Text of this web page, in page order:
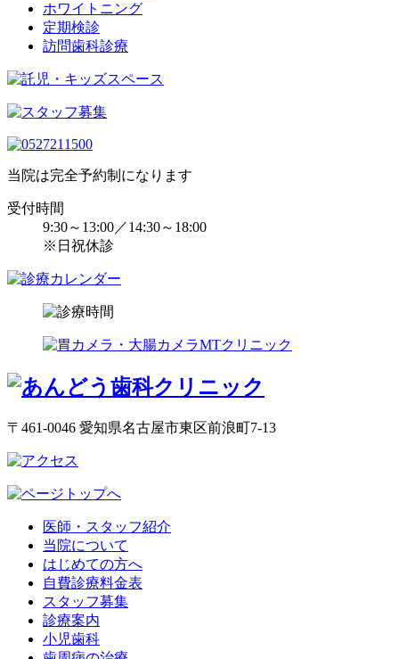
ホワイトニング
定期検診
訪問歯科診療
当院は完全予約制になります
受付時間
9:30～13:00／14:30～18:00
※日祝休診
〒461-0046 愛知県名古屋市東区前浪町7-13
医師・スタッフ紹介
当院について
はじめての方へ
自費診療料金表
スタッフ募集
診療案内
小児歯科